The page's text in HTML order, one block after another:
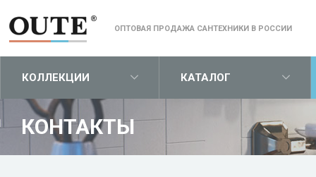
ОПТОВАЯ ПРОДАЖА САНТЕХНИКИ В РОССИИ
КОЛЛЕКЦИИ КАТАЛОГ
КОНТАКТЫ